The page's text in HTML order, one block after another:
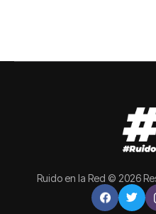
Ruido en la Red © 2026